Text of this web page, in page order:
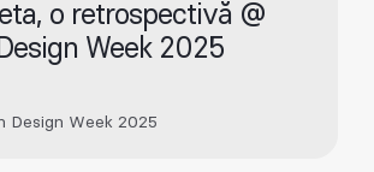
o retrospectivă @
Week 2025
Design Week 2025